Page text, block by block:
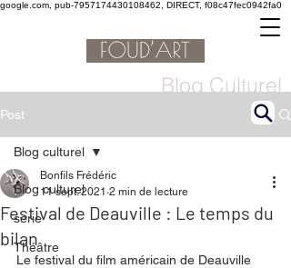
google.com, pub-7957174430108462, DIRECT, f08c47fec0942fa0
Blog Culturel
Post
Blog culturel
serie
Théâtre
Blog culturel
Festival de Deauville : Le temps du
bilan
Bonfils Frédéric
11 sept. 2021 2 min de lecture
Le festival du film américain de Deauville